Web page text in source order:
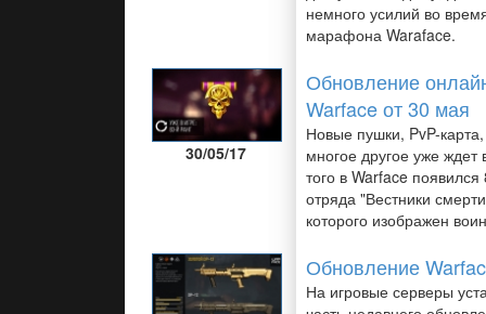
немного усилий во
марафона Waraface.
30/05/17
Обновление
Warface от 30 мая
Новые пушки, PvP-
многое другое уже ждет
того в Warface
отряда "Вестники
которого изображен
Обновление
На игровые серверы